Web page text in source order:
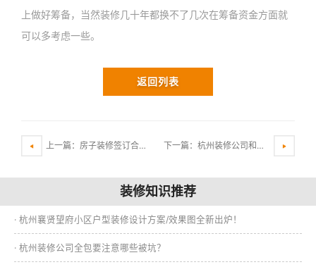
上做好筹备，当然装修几十年都换不了几次在筹备资金方面就
可以多考虑一些。
返回列表
上一篇：房子装修签订合同要注意哪些事项？ 下一篇：杭州装修公司和监理公司如何选择？
装修知识推荐
· 杭州襄贤望府小区户型装修设计方案/效果图全新出炉！
· 杭州装修公司全包要注意哪些被坑？